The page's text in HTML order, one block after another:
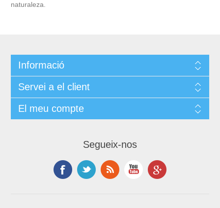
naturaleza.
Informació
Servei a el client
El meu compte
Segueix-nos